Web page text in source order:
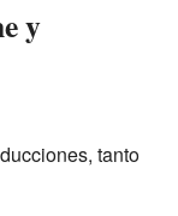
y
tanto